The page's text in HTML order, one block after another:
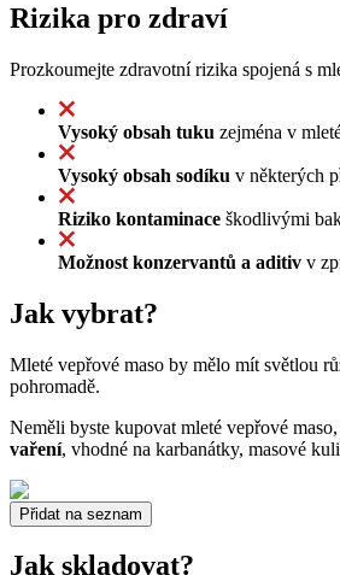
Rizika pro zdraví
Prozkoumejte zdravotní rizika spojená s
Vysoký obsah tuku zejména v
Vysoký obsah sodíku v některých
Riziko kontaminace škodlivými
Možnost konzervantů a aditiv v
Jak vybrat?
Mleté vepřové maso by mělo mít světlou
pohromadě.
Neměli byste kupovat mleté vepřové
vaření, vhodné na karbanátky, masové
Přidat na seznam
Jak skladovat?